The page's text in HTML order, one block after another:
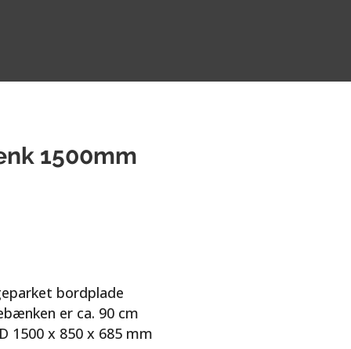
1500mm
bordplade
er ca. 90 cm
1500 x 850 x 685 mm